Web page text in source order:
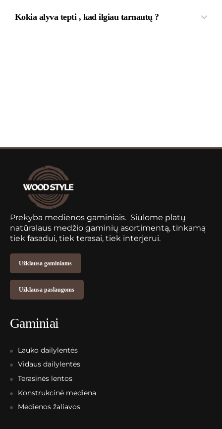
Kokia alyva tepti , kad ilgiau tarnautų ?
Prekyba medienos gaminiais. Siūlome platų
natūralaus medžio gaminių asortimentą, tinkamą
tiek fasadui, tiek terasai, tiek interjerui.
Užklausa gaminiams
Užklausa paslaugoms
Gaminiai
Lauko dailylentės
Vidaus dailylentės
Terasinės lentos
Konstrukcinė mediena
Medienos žaliavos